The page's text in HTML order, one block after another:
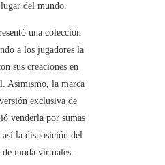
del mundo.
una colección
a los jugadores la
sus creaciones en
Asimismo, la marca
exclusiva de
venderla por sumas
así la disposición del
moda virtuales.